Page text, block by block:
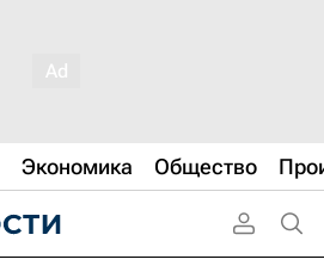
Экономика Общество